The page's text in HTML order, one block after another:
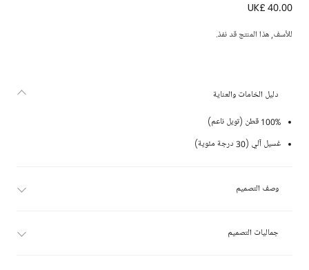
كاب بشعار ويمبلدون قطن لون كحلي
UK£ 40.00
للأسف, هذا المنتج قد نفذ.
دليل الخامات والعناية
100% قطن (تويل ناعم)
غسيل آلي (30 درجة مئوية)
وصف التصميم
جماليات التصميم